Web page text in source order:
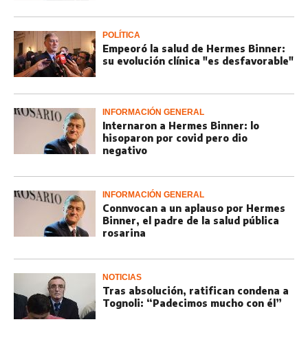
POLÍTICA
Empeoró la salud de Hermes Binner:
su evolución clínica "es desfavorable"
INFORMACIÓN GENERAL
Internaron a Hermes Binner: lo
hisoparon por covid pero dio
negativo
INFORMACIÓN GENERAL
Connvocan a un aplauso por Hermes
Binner, el padre de la salud pública
rosarina
NOTICIAS
Tras absolución, ratifican condena a
Tognoli: “Padecimos mucho con él”